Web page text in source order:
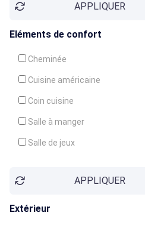
APPLIQUER
Eléments de confort
Cheminée
Cuisine américaine
Coin cuisine
Salle à manger
Salle de jeux
Balcon / Terrasse
APPLIQUER
Extérieur